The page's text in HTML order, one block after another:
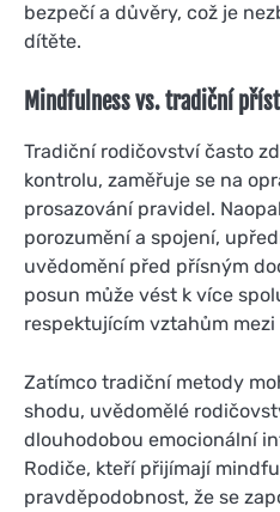
bezpečí a důvěry, což je
dítěte.
Mindfulness vs. tradiční
Tradiční rodičovství často
kontrolu, zaměřuje se na
prosazování pravidel.
porozumění a spojení,
uvědomění před přísným
posun může vést k více
respektujícím vztahům
Zatímco tradiční metody
shodu, uvědomělé
dlouhodobou emocionální
Rodiče, kteří přijímají
pravděpodobnost, že se